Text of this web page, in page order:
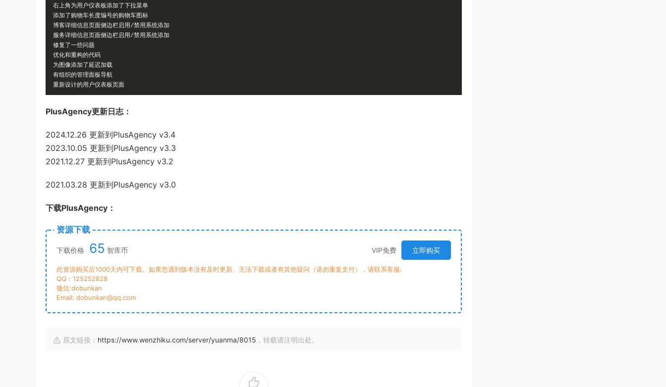
右上角为用户仪表板添加了下拉菜单
添加了购物车长度编号的购物车图标
博客详细信息页面侧边栏启用/禁用系统添加
服务详细信息页面侧边栏启用/禁用系统添加
修复了一些问题
优化和重构的代码
为图像添加了延迟加载
有组织的管理面板导航
重新设计的用户仪表板页面
PlusAgency更新日志：
2024.12.26 更新到PlusAgency v3.4
2023.10.05 更新到PlusAgency v3.3
2021.12.27 更新到PlusAgency v3.2
2021.03.28 更新到PlusAgency v3.0
下载PlusAgency：
资源下载
下载价格 65 智库币 VIP免费 立即购买
此资源购买后1000天内可下载。如果您遇到版本没有及时更新、无法下载或者有其他疑问（请勿重复支付），请联系客服:
QQ：125252828
微信:dobunkan
Email: dobunkan@qq.com
原文链接： https://www.wenzhiku.com/server/yuanma/8015 ，转载请注明出处。